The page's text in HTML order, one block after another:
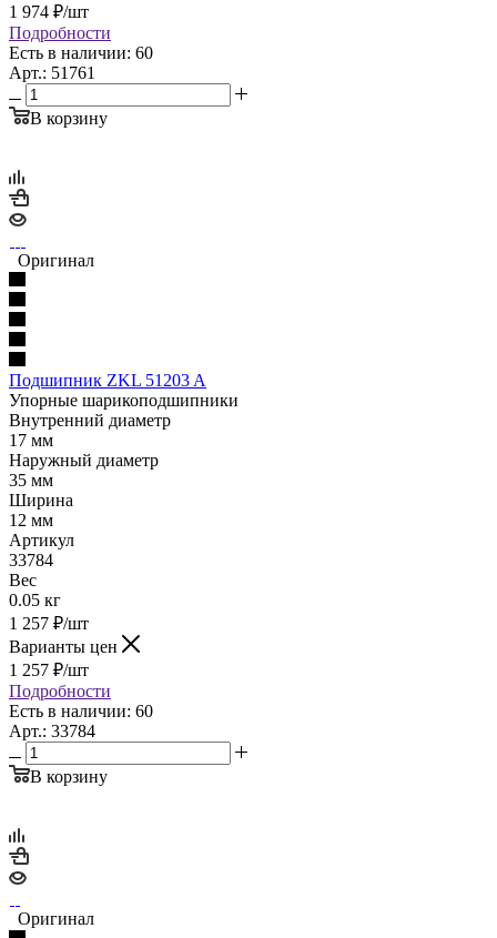
1 974 ₽/шт
Подробности
Есть в наличии: 60
Арт.: 51761
В корзину
Оригинал
Подшипник ZKL 51203 A
Упорные шарикоподшипники
Внутренний диаметр
17 мм
Наружный диаметр
35 мм
Ширина
12 мм
Артикул
33784
Вес
0.05 кг
1 257 ₽/шт
Варианты цен
1 257 ₽/шт
Подробности
Есть в наличии: 60
Арт.: 33784
В корзину
Оригинал